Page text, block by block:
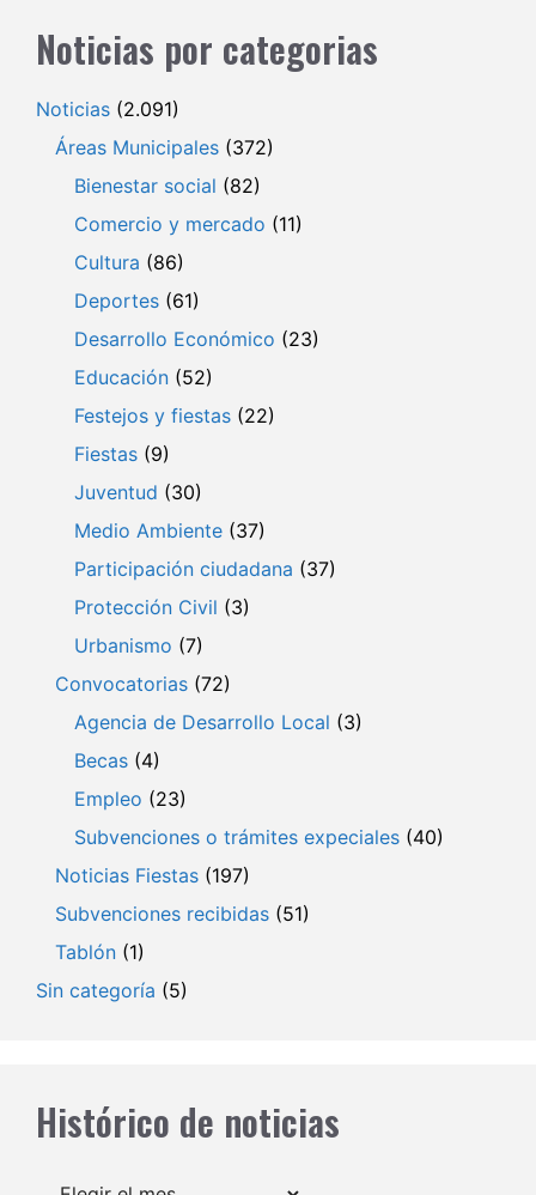
Noticias por categorias
Noticias (2.091)
Áreas Municipales (372)
Bienestar social (82)
Comercio y mercado (11)
Cultura (86)
Deportes (61)
Desarrollo Económico (23)
Educación (52)
Festejos y fiestas (22)
Fiestas (9)
Juventud (30)
Medio Ambiente (37)
Participación ciudadana (37)
Protección Civil (3)
Urbanismo (7)
Convocatorias (72)
Agencia de Desarrollo Local (3)
Becas (4)
Empleo (23)
Subvenciones o trámites expeciales (40)
Noticias Fiestas (197)
Subvenciones recibidas (51)
Tablón (1)
Sin categoría (5)
Histórico de noticias
Archivos